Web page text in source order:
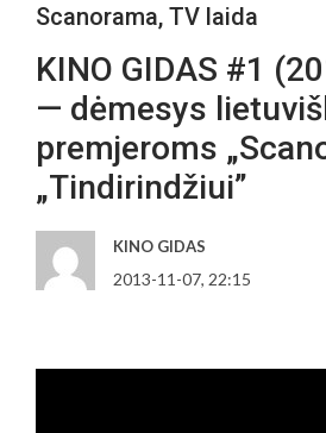
Scanorama, TV laida
KINO GIDAS #1
— dėmesys
premjeroms
„Tindirindžiui”
KINO GIDAS
2013-11-07, 22:15